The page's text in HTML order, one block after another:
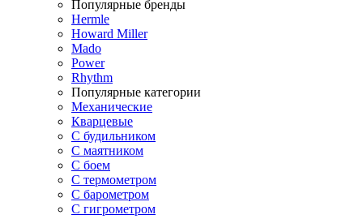
Популярные бренды
Hermle
Howard Miller
Mado
Power
Rhythm
Популярные категории
Механические
Кварцевые
С будильником
С маятником
С боем
С термометром
С барометром
С гигрометром